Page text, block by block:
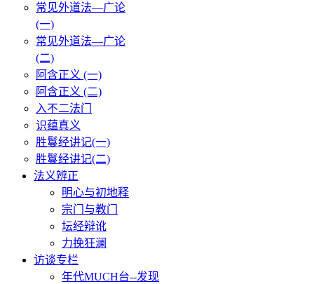
常见外道法—广论
(一)
常见外道法—广论
(二)
阿含正义 (一)
阿含正义 (二)
入不二法门
识蕴真义
胜鬘经讲记(一)
胜鬘经讲记(二)
法义辨正
明心与初地释
宗门与教门
坛经辩讹
力挽狂澜
访谈专栏
年代MUCH台--发现